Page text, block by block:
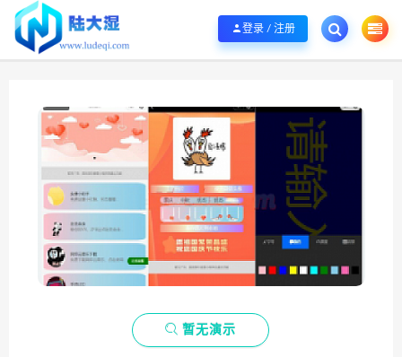
欢迎您光临陆大湿，本站秉承服务宗旨 履行“站长”责任，销售只是起点 服务永无
登录 / 注册
 暂无演示